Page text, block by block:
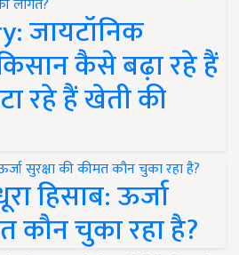
जायटॉनिक
कैसे बढ़ा रहे हैं
रहे हैं खेती की
हिसाब: ऊर्जा
कौन चुका रहा है?